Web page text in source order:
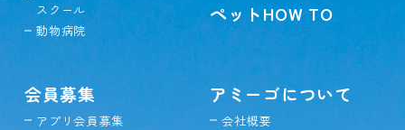
スクール
動物病院
ペットHOW TO
会員募集
アプリ会員募集
アミーゴについて
会社概要